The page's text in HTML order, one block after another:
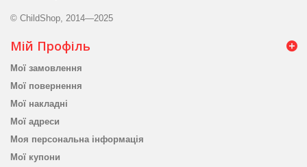
© ChildShop, 2014—2025
Мій Профіль
Мої замовлення
Мої повернення
Мої накладні
Мої адреси
Моя персональна інформація
Мої купони